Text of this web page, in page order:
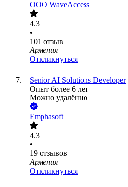
ООО WaveAccess
4.3
•
101 отзыв
Армения
Откликнуться
Senior AI Solutions Developer
Опыт более 6 лет
Можно удалённо
Emphasoft
4.3
•
19 отзывов
Армения
Откликнуться